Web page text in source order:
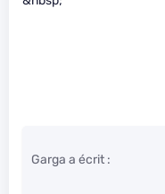
Garga a écrit :